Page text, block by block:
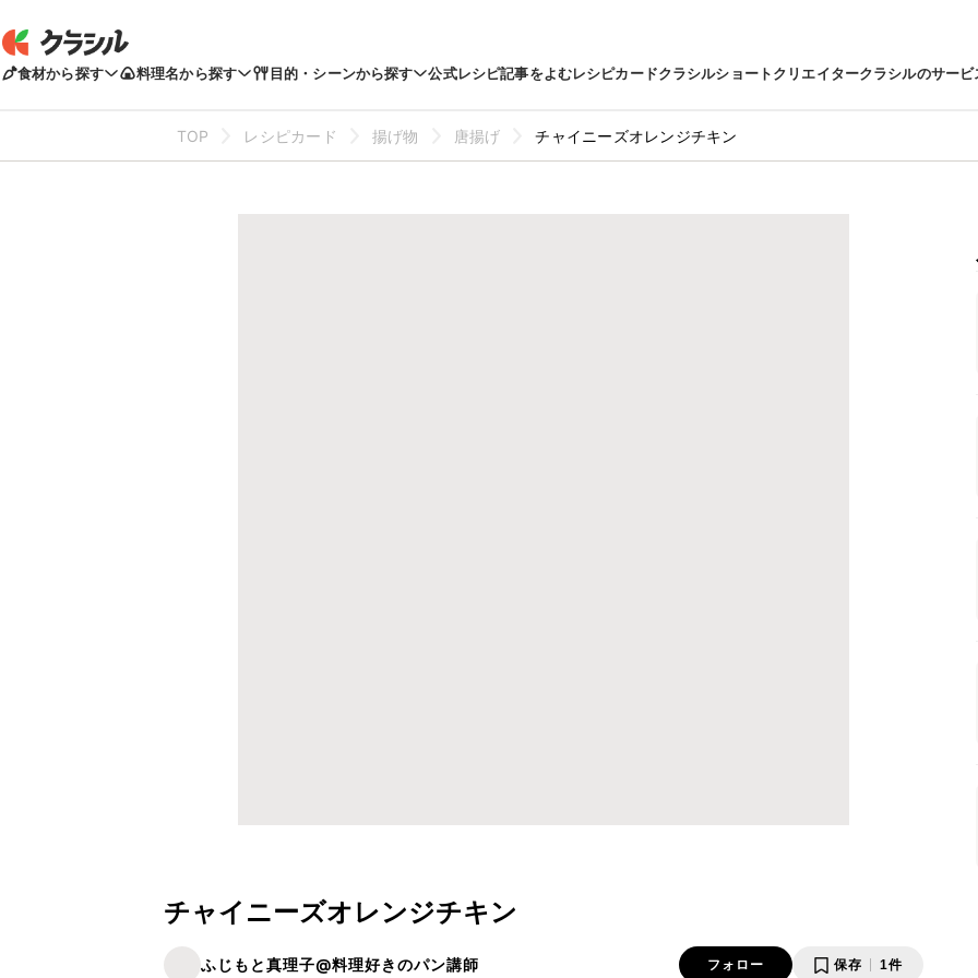
食材から探す 料理名から探す 目的・シーンから探す 公式レシピ記事をよむレシピカードクラシルショートクリエイタークラシルのサービ
TOP レシピカード 揚げ物 唐揚げ チャイニーズオレンジチキン
チャイニーズオレンジチキン
ふじもと真理子@料理好きのパン講師 フォロー 保存 1件